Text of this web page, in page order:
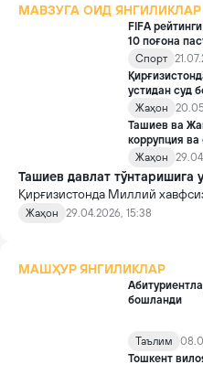
МАВЗУГА ОИД ЯНГИЛИКЛАР
FIFA
10 поғона
Спорт
устидан суд
Жаҳон
Ташиев ва
коррупция
Жаҳон
Ташиев давлат тўнтаришига
Қирғизистонда Миллий
раиси Қамчибек Ташиевга
Жаҳон 29.04.2026, 15:38
МАШҲУР ЯНГИЛИКЛАР
бошланди
Таълим
Тошкент